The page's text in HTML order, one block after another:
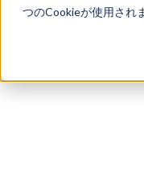
つのCookieが使用され